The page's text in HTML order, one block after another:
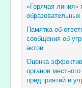
«Горячая линия»
Памятка об
сообщения об
актов
Оценка
органов
предприятий и